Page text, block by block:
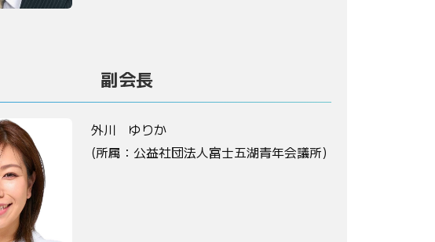
副会長
外川 ゆりか
(所属：公益社団法人富士五湖青年会議所)